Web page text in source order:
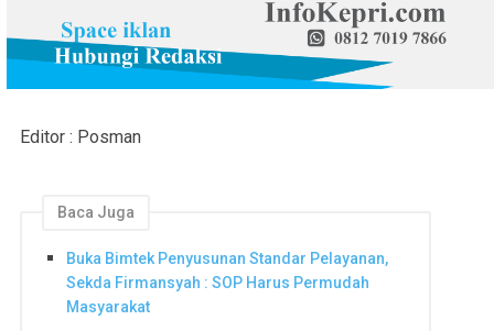
Editor : Posman
Baca Juga
Buka Bimtek Penyusunan Standar Pelayanan,
Sekda Firmansyah : SOP Harus Permudah
Masyarakat